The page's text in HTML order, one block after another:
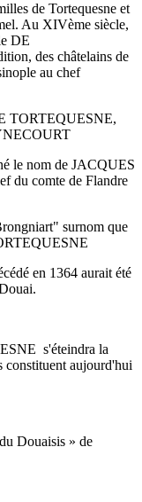
de Tortequesne et
Au XIVème siècle,
DE
des châtelains de
au chef
TORTEQUESNE,
le nom de JACQUES
du comte de Flandre
surnom que
en 1364 aurait été
s'éteindra la
aujourd'hui
Douaisis » de